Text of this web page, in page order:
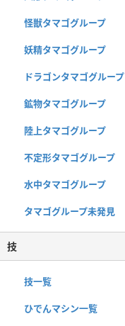
怪獣タマゴグループ
妖精タマゴグループ
ドラゴンタマゴグループ
鉱物タマゴグループ
陸上タマゴグループ
不定形タマゴグループ
水中タマゴグループ
タマゴグループ未発見
技
技一覧
ひでんマシン一覧